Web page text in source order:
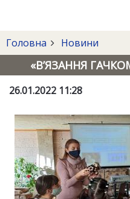
Головна Новини
«В’ЯЗАННЯ
26.01.2022 11:28